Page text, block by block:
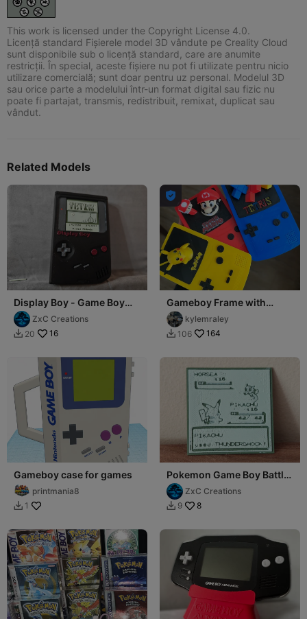
This work is licensed under the Copyright License 4.0.
Licență standard Fișierele model 3D vândute pe Creality Cloud
sunt disponibile sub o licență standard, care are anumite
restricții. În special, aceste fișiere nu pot fi utilizate pentru nicio
utilizare comercială; sunt doar pentru uz personal. Modelul 3D
sau orice parte a modelului într-un format digital sau fizic nu
poate fi partajat, transmis, redistribuit, remixat, duplicat sau
vândut.
Related Models
Display Boy - Game Boy
Style Display Stand
ZxC Creations
 20 16

Gameboy Frame with
Swappable Screens
kylemraley
 106 164
Gameboy case for games
printmania8
 1
Pokemon Game Boy Battle
Screenshot
ZxC Creations
 9 8